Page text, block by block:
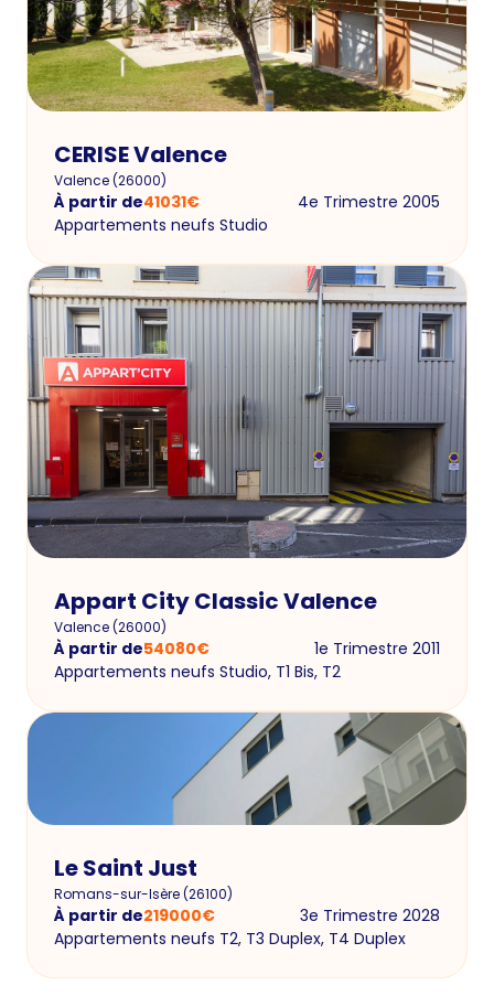
CERISE Valence
Valence(26000)
À partir de41031€
4e Trimestre 2005
Appartements neufs Studio
Appart City Classic Valence
Valence(26000)
À partir de54080€
1e Trimestre 2011
Appartements neufs Studio, T1 Bis, T2
Le Saint Just
Romans-sur-Isère(26100)
À partir de219000€
3e Trimestre 2028
Appartements neufs T2, T3 Duplex, T4 Duplex